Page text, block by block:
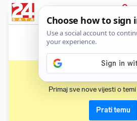
PRIJAVA
News
magareća
Primaj sve nove vijesti o
Prati temu